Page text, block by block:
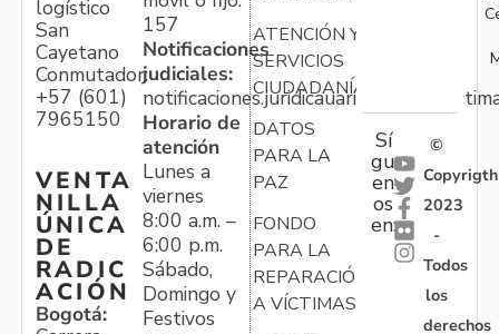
logístico
San
Cayetano
Conmutador:
+57 (601)
7965150
VENTA
NILLA
ÚNICA
DE
RADIC
ACIÓN
Bogotá:
157
Notificaciones
judiciales:
Horario de
atención
Lunes a
viernes
8:00 a.m. –
6:00 p.m.
Sábado,
Domingo y
Festivos
ATENCIÓN Y
SERVICIOS
CIUDADANÍA
DATOS
PARA LA
PAZ
FONDO
PARA LA
REPARACIÓN
A VÍCTIMAS
Sí
gu
en
os
en:
©
Copyrigth
2023
-
Todos
los
derechos